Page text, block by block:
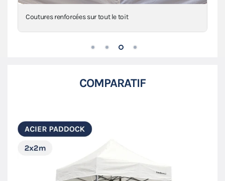
Coutures renforcées sur tout le toit
COMPARATIF